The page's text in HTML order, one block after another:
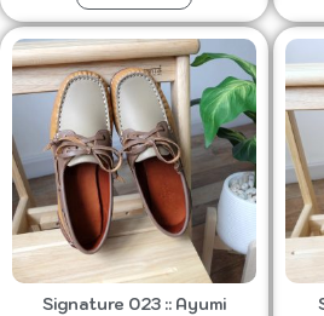
Signature 023 :: Ayumi